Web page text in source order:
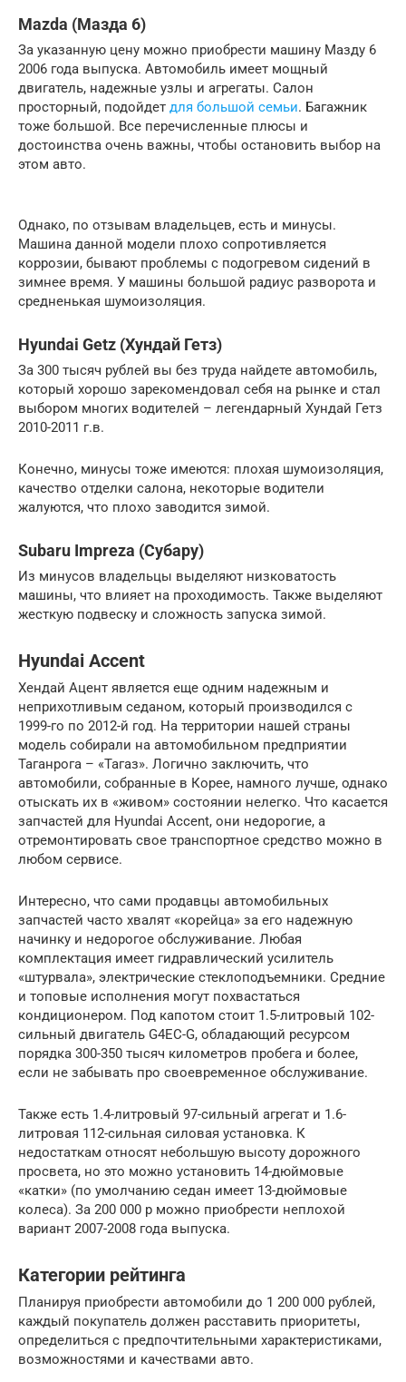
Mazda (Мазда 6)
За указанную цену можно приобрести машину Мазду 6
2006 года выпуска. Автомобиль имеет мощный
двигатель, надежные узлы и агрегаты. Салон
просторный, подойдет для большой семьи. Багажник
тоже большой. Все перечисленные плюсы и
достоинства очень важны, чтобы остановить выбор на
этом авто.
Однако, по отзывам владельцев, есть и минусы.
Машина данной модели плохо сопротивляется
коррозии, бывают проблемы с подогревом сидений в
зимнее время. У машины большой радиус разворота и
средненькая шумоизоляция.
Hyundai Getz (Хундай Гетз)
За 300 тысяч рублей вы без труда найдете автомобиль,
который хорошо зарекомендовал себя на рынке и стал
выбором многих водителей – легендарный Хундай Гетз
2010-2011 г.в.
Конечно, минусы тоже имеются: плохая шумоизоляция,
качество отделки салона, некоторые водители
жалуются, что плохо заводится зимой.
Subaru Impreza (Субару)
Из минусов владельцы выделяют низковатость
машины, что влияет на проходимость. Также выделяют
жесткую подвеску и сложность запуска зимой.
Hyundai Accent
Хендай Ацент является еще одним надежным и
неприхотливым седаном, который производился с
1999-го по 2012-й год. На территории нашей страны
модель собирали на автомобильном предприятии
Таганрога – «Тагаз». Логично заключить, что
автомобили, собранные в Корее, намного лучше, однако
отыскать их в «живом» состоянии нелегко. Что касается
запчастей для Hyundai Accent, они недорогие, а
отремонтировать свое транспортное средство можно в
любом сервисе.
Интересно, что сами продавцы автомобильных
запчастей часто хвалят «корейца» за его надежную
начинку и недорогое обслуживание. Любая
комплектация имеет гидравлический усилитель
«штурвала», электрические стеклоподъемники. Средние
и топовые исполнения могут похвастаться
кондиционером. Под капотом стоит 1.5-литровый 102-
сильный двигатель G4EC-G, обладающий ресурсом
порядка 300-350 тысяч километров пробега и более,
если не забывать про своевременное обслуживание.
Также есть 1.4-литровый 97-сильный агрегат и 1.6-
литровая 112-сильная силовая установка. К
недостаткам относят небольшую высоту дорожного
просвета, но это можно установить 14-дюймовые
«катки» (по умолчанию седан имеет 13-дюймовые
колеса). За 200 000 р можно приобрести неплохой
вариант 2007-2008 года выпуска.
Категории рейтинга
Планируя приобрести автомобили до 1 200 000 рублей,
каждый покупатель должен расставить приоритеты,
определиться с предпочтительными характеристиками,
возможностями и качествами авто.